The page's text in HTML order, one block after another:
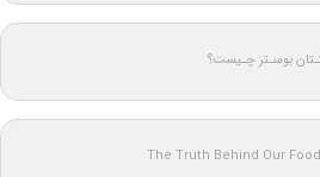
بوسـتر چـیست؟
The Truth Behind Our